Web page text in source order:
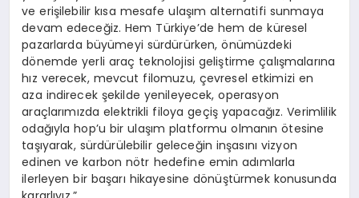
ve erişilebilir kısa mesafe ulaşım alternatifi sunmaya
devam edeceğiz. Hem Türkiye’de hem de küresel
pazarlarda büyümeyi sürdürürken, önümüzdeki
dönemde yerli araç teknolojisi geliştirme çalışmalarına
hız verecek, mevcut filomuzu, çevresel etkimizi en
aza indirecek şekilde yenileyecek, operasyon
araçlarımızda elektrikli filoya geçiş yapacağız. Verimlilik
odağıyla hop’u bir ulaşım platformu olmanın ötesine
taşıyarak, sürdürülebilir geleceğin inşasını vizyon
edinen ve karbon nötr hedefine emin adımlarla
ilerleyen bir başarı hikayesine dönüştürmek konusunda